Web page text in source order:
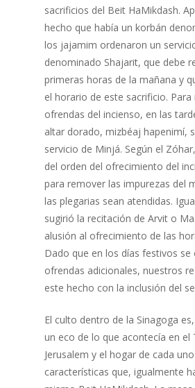
sacrificios del Beit HaMikdash.
hecho que había un korbán
los jajamim ordenaron un
denominado Shajarit, que debe
primeras horas de la mañana y
el horario de este sacrificio. Para
ofrendas del incienso, en las
altar dorado, mizbéaj hapenimí,
servicio de Minjá. Según el
del orden del ofrecimiento del
para remover las impurezas del
las plegarias sean atendidas.
sugirió la recitación de Arvit o
alusión al ofrecimiento de las
Dado que en los días festivos se
ofrendas adicionales, nuestros
este hecho con la inclusión del
El culto dentro de la Sinagoga
un eco de lo que acontecía en el
Jerusalem y el hogar de cada
características que, igualmente